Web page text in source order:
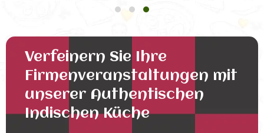
Verfeinern Sie Ihre
Firmenveranstaltungen mit
unserer Authentischen
Indischen Küche